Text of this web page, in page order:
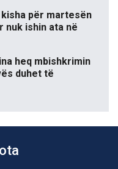
për martesën
nuk ishin ata në
heq mbishkrimin
duhet të